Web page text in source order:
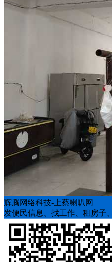
辉腾网络科技-上蔡喇叭网
发便民信息、找工作、租房子